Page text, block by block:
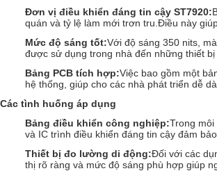
Đơn vị điều khiển đáng tin cậy ST7920:
quán và tỷ lệ làm mới trơn tru.Điều này
Mức độ sáng tốt:Với độ sáng 350 nits,
được sử dụng trong nhà đến những thiết
Bảng PCB tích hợp:Việc bao gồm một
hệ thống, giúp cho các nhà phát triển dễ
Các tình huống áp dụng
Bảng điều khiển công nghiệp:Trong
và IC trình điều khiển đáng tin cậy đảm
Thiết bị đo lường di động:Đối với các
thị rõ ràng và mức độ sáng phù hợp giúp